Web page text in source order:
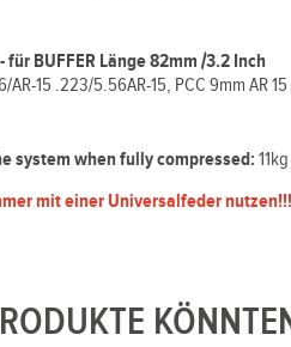
für BUFFER Länge 82mm /3.2 Inch
AR-15 .223/5.56AR-15, PCC 9mm AR
system when fully compressed:
mit einer Universalfeder nutzen!!!